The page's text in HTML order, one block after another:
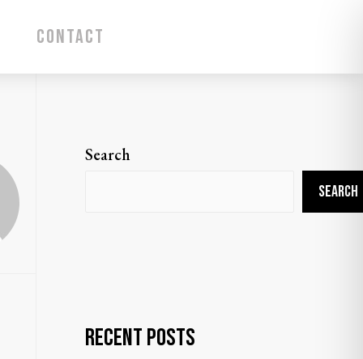
CONTACT
Search
SEARCH
Recent Posts